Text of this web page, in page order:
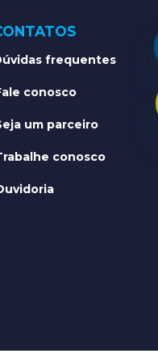
frequentes
conosco
um parceiro
conosco